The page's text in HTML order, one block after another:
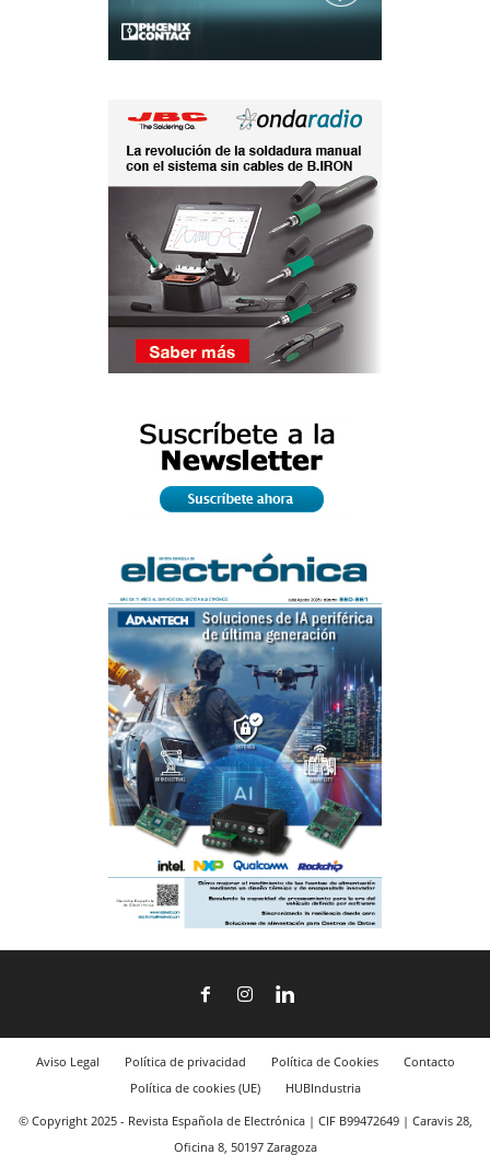
Aviso Legal Política de privacidad Política de Cookies
Contacto
Política de cookies (UE)
HUBIndustria
© Copyright 2025 - Revista Española de Electrónica | CIF B99472649 | Caravis 28,
Oficina 8, 50197 Zaragoza